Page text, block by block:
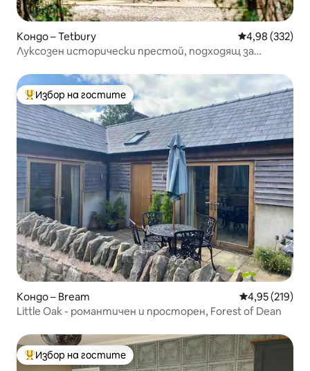
Кондо – Tetbury Средна
4,98 (332)
Луксозен исторически престой, подходящ за
Най-популярен избор на гостите
Избор на гостите
Кондо – Bream Средна
4,95 (219)
Little Oak - романтичен и просторен, Forest of Dean
Най-популярен избор на гостите
Избор на гостите